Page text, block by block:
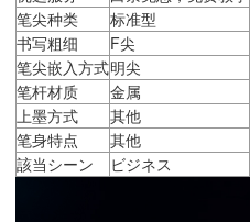
笔尖种类
标准型
书写粗细
F尖
笔尖嵌入方式明尖
笔杆材质
金属
上墨方式
其他
笔身特点
其他
該当シーン
ビジネス